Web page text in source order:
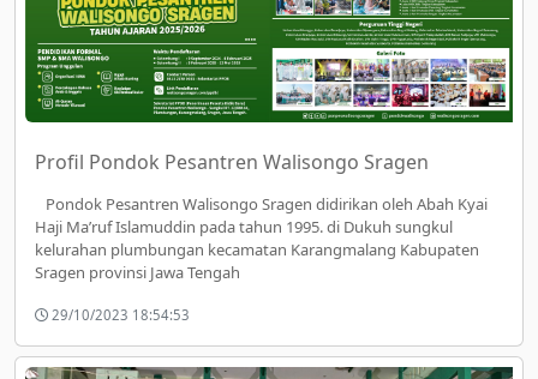
Profil Pondok Pesantren Walisongo Sragen
Pondok Pesantren Walisongo Sragen didirikan oleh Abah Kyai
Haji Ma’ruf Islamuddin pada tahun 1995. di Dukuh sungkul
kelurahan plumbungan kecamatan Karangmalang Kabupaten
Sragen provinsi Jawa Tengah
29/10/2023 18:54:53